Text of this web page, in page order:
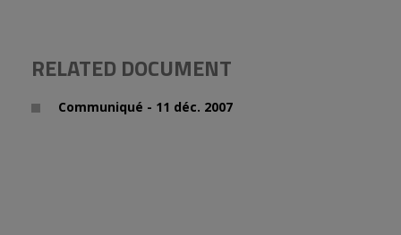
RELATED DOCUMENT
Communiqué - 11 déc. 2007